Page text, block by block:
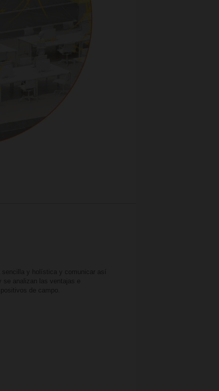
y holística y comunicar así
analizan las ventajas e
de campo